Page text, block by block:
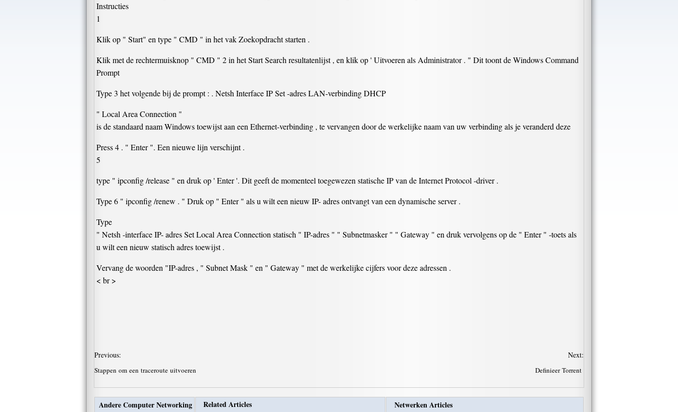
Instructies
1
Klik op " Start" en type " CMD " in het vak Zoekopdracht starten .
Klik met de rechtermuisknop " CMD " 2 in het Start Search resultatenlijst , en klik op ' Uitvoeren als Administrator . " Dit toont de Windows Command
Prompt
Type 3 het volgende bij de prompt : . Netsh Interface IP Set -adres LAN-verbinding DHCP
" Local Area Connection "
is de standaard naam Windows toewijst aan een Ethernet-verbinding , te vervangen door de werkelijke naam van uw verbinding als je veranderd deze
Press 4 . " Enter ". Een nieuwe lijn verschijnt .
5
type " ipconfig /release " en druk op ' Enter '. Dit geeft de momenteel toegewezen statische IP van de Internet Protocol -driver .
Type 6 " ipconfig /renew . " Druk op " Enter " als u wilt een nieuw IP- adres ontvangt van een dynamische server .
Type
" Netsh -interface IP- adres Set Local Area Connection statisch " IP-adres " " Subnetmasker " " Gateway " en druk vervolgens op de " Enter " -toets als
u wilt een nieuw statisch adres toewijst .
Vervang de woorden "IP-adres , " Subnet Mask " en " Gateway " met de werkelijke cijfers voor deze adressen .
< br >
Previous:
Stappen om een ​​traceroute uitvoeren
Next:
Definieer Torrent
Andere Computer Networking Related Articles Netwerken Articles